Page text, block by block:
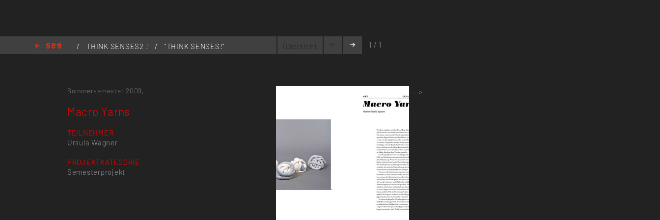
/ THINK SENSES2 ! /
"THINK SENSES!"
Übersicht 1 / 1
Sommersemester 2009,
Macro Yarns
TEILNEHMER
Ursula Wagner
PROJEKTKATEGORIE
Semesterprojekt
-->